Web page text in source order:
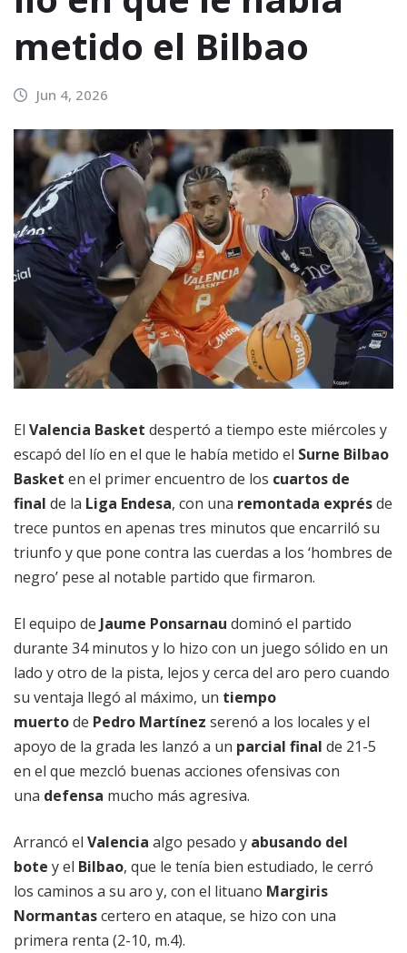
metido el Bilbao
Jun 4, 2026
El Valencia Basket despertó a tiempo este miércoles y
escapó del lío en el que le había metido el Surne Bilbao
Basket en el primer encuentro de los cuartos de
final de la Liga Endesa, con una remontada exprésde
trece puntos en apenas tres minutos que encarriló su
triunfo y que pone contra las cuerdas a los ‘hombres de
negro’ pese al notable partido que firmaron.
El equipo de Jaume Ponsarnau dominó el partido
durante 34 minutos y lo hizo con un juego sólido en un
lado y otro de la pista, lejos y cerca del aro pero cuando
su ventaja llegó al máximo, un tiempo
muertode Pedro Martínez serenó a los locales y el
apoyo de la grada les lanzó a un parcial final de 21-5
en el que mezcló buenas acciones ofensivas con
una defensa mucho más agresiva.
Arrancó el Valencia algo pesado y abusando del
bote y el Bilbao, que le tenía bien estudiado, le cerró
los caminos a su aro y, con el lituano Margiris
Normantascertero en ataque, se hizo con una
primera renta (2-10, m.4).